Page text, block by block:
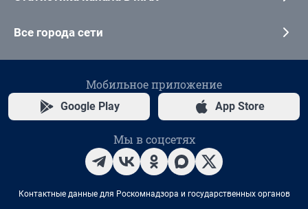
Все города сети
Мобильное приложение
Google Play App Store
Мы в соцсетях
Контактные данные для Роскомнадзора и государственных органов